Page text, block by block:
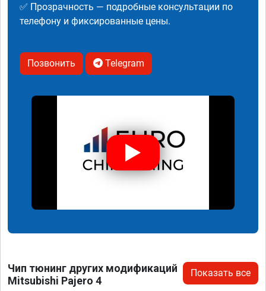
✅ Прозрачность — подробные консультации по
телефону и фиксированные цены.
Позвонить Telegram
Чип тюнинг других модификаций
Mitsubishi Pajero 4
Показать все